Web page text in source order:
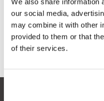
our social media,
may combine it with other
provided to them or that
of their services.
Toevoegen
Informatie